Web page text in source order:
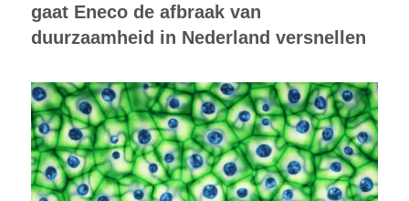
gaat Eneco de afbraak van
duurzaamheid in Nederland versnellen